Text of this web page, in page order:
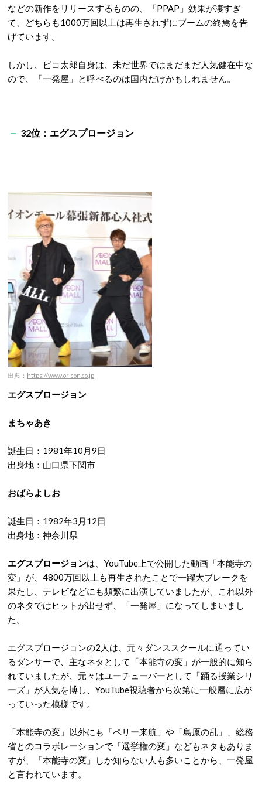
などの新作をリリースするものの、「PPAP」効果が凄すぎ
て、どちらも1000万回以上は再生されずにブームの終焉を告
げています。
しかし、ピコ太郎自身は、未だ世界ではまだまだ人気健在中な
ので、「一発屋」と呼べるのは国内だけかもしれません。
32位：エグスプロージョン
出典： https://www.oricon.co.jp
エグスプロージョン
まちゃあき
誕生日：1981年10月9日
出身地：山口県下関市
おばらよしお
誕生日：1982年3月12日
出身地：神奈川県
エグスプロージョンは、YouTube上で公開した動画「本能寺の
変」が、4800万回以上も再生されたことで一躍大ブレークを
果たし、テレビなどにも頻繁に出演していましたが、これ以外
のネタではヒットが出せず、「一発屋」になってしまいまし
た。
エグスプロージョンの2人は、元々ダンススクールに通ってい
るダンサーで、主なネタとして「本能寺の変」が一般的に知ら
れていましたが、元々はユーチューバーとして「踊る授業シリ
ーズ」が人気を博し、YouTube視聴者から次第に一般層に広が
っていった模様です。
「本能寺の変」以外にも「ペリー来航」や「島原の乱」、総務
省とのコラボレーションで「選挙権の変」などもネタもありま
すが、「本能寺の変」しか知らない人も多いことから、一発屋
と言われています。